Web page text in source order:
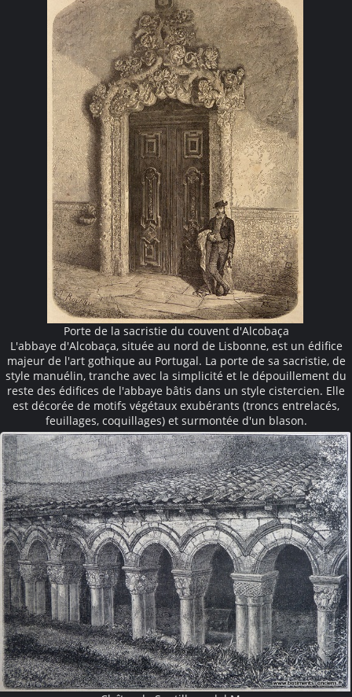
Porte de la sacristie du couvent d'Alcobaça
L'abbaye d'Alcobaça, située au nord de Lisbonne, est un édifice
majeur de l'art gothique au Portugal. La porte de sa sacristie, de
style manuélin, tranche avec la simplicité et le dépouillement du
reste des édifices de l'abbaye bâtis dans un style cistercien. Elle
est décorée de motifs végétaux exubérants (troncs entrelacés,
feuillages, coquillages) et surmontée d'un blason.